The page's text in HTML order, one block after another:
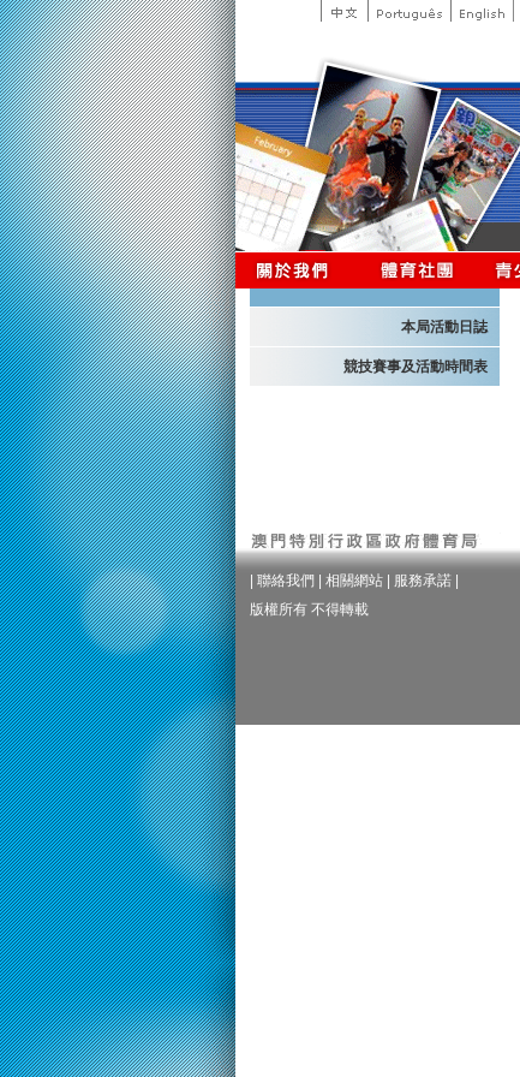
本局活動日誌
競技賽事及活動時間表
聯絡我們 相關網站 服務承諾
版權所有 不得轉載